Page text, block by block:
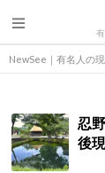
NewSee｜有名人の
忍
後